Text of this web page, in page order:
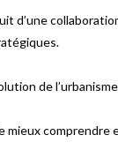
d’une
de
mieux